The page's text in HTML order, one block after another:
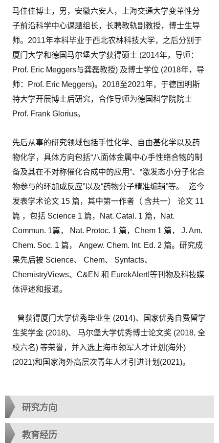
马佳佳博士，男，安徽六安人，上海交通大学变革性分
子前沿科学中心课题组长，长聘教轨副教授，博士生导
师。2011年本科毕业于西北农林科技大学，之后分别于
厦门大学和德国马尔堡大学获得硕士 (2014年，导师：
Prof. Eric Meggers与龚磊教授) 及博士学位 (2018年，导
师：Prof. Eric Meggers)。2018至2021年，于德国明斯
特大学开展博士后研究，合作导师为德国科学院院士
Prof. Frank Glorius。
先后从事的研究领域包括手性化学、自由基化学以及药
物化学，具体方向包括“八面体金属中心手性络合物的制
备及其在不对称催化合成中的应用”、“激发态小分子化合
物参与的环加成反应”以及“药物分子精准编辑”等。
迄今
发表学术论文 15 篇，其中第一作者（ 含共一） 论文 11
篇 ，包括 Science 1 篇，Nat. Catal. 1 篇，Nat.
Commun. 1篇， Nat. Protoc. 1 篇，Chem 1 篇， J. Am.
Chem. Soc. 1 篇， Angew. Chem. Int. Ed. 2 篇。研究成
果先后被 Science、 Chem、 Synfacts、
ChemistryViews、C&EN 和 EurekAlert!等刊物及科技媒
体评述和报道。
曾获得厦门大学优秀毕业生 (2014)、国家优秀自费留学
生奖学金 (2018)、 马尔堡大学优秀博士论文奖 (2018, 全
校六名) 等荣誉，并入选上海市领军人才计划(海外)
(2021)和国家海外高层次青年人才引进计划(2021)。
研究方向
教育经历